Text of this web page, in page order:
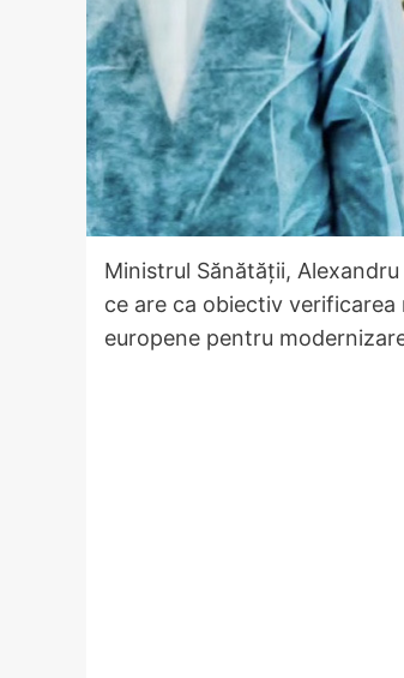
Ministrul Sănătății,
ce are ca obiectiv
europene pentru